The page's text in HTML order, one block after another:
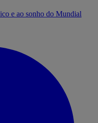
e ao sonho do Mundial